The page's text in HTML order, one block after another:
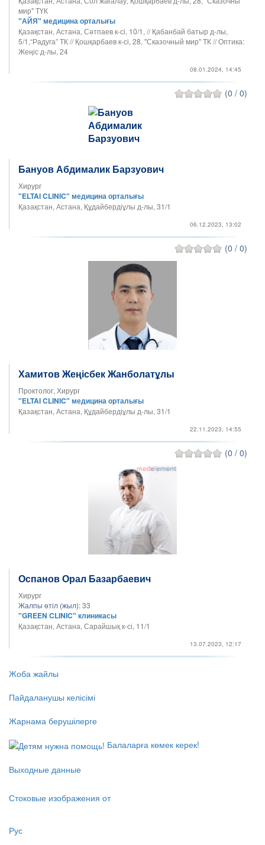
мир" ТҮК
"АЙЯ" медицина орталығы
Қазақстан, Астана, Сәтпаев к-сі, 10/1, // Қабанбай батыр д-лы,
5/1,“Радуга” ТК // Қошқарбаев к-сі, 28, "Сказочный мир" ТК // Оптика:
Жеңіс д-лы, 24
08.01.2024, 14:45
(0 / 0)
Бануов Абдималик Барзуович
Хирург
"ELTAI CLINIC" медицина орталығы
Қазақстан, Астана, Құдайбердіұлы д-лы, 31/1
06.12.2023, 13:02
(0 / 0)
Хамитов Жеңісбек Жанболатұлы
Проктолог, Хирург
"ELTAI CLINIC" медицина орталығы
Қазақстан, Астана, Құдайбердіұлы д-лы, 31/1
22.11.2023, 14:55
(0 / 0)
Оспанов Орал Базарбаевич
Хирург
Жалпы өтіл (жыл):33
"GREEN CLINIC" клиникасы
Қазақстан, Астана, Сарайшық к-сі, 11/1
13.07.2023, 12:17
Жоба жайлы
Пайдаланушы келісімі
Жарнама берушілерге
Балаларға көмек керек!
Выходные данные
Стоковые изображения от
Рус